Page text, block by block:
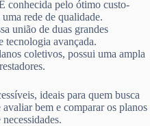
conhecida pelo ótimo custo-
rede de qualidade.
união de duas grandes
tecnologia avançada.
coletivos, possui uma ampla
ideais para quem busca
bem e comparar os planos